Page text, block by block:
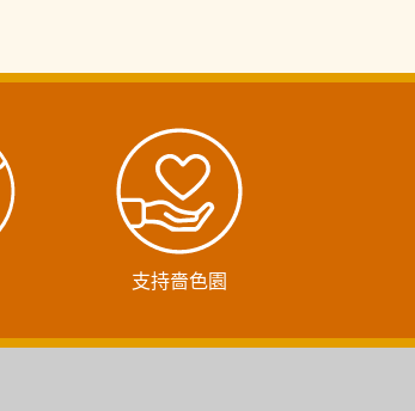
支持嗇色園